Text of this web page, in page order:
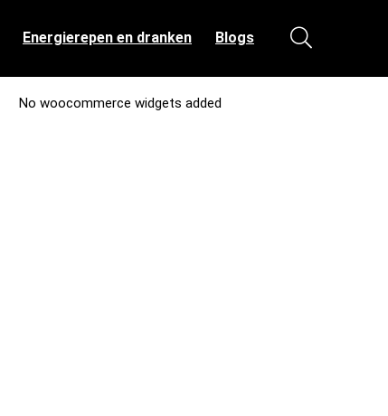
Energierepen en dranken Blogs
No woocommerce widgets added